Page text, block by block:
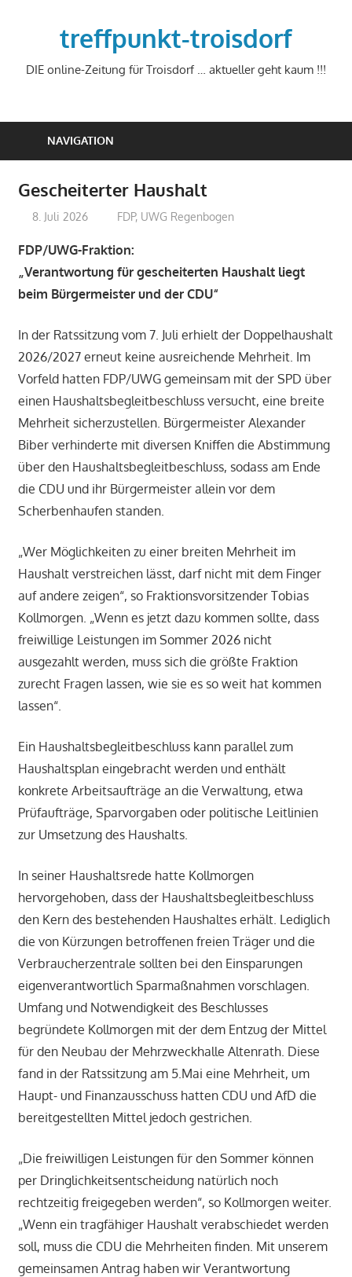
treffpunkt-troisdorf
DIE online-Zeitung für Troisdorf … aktueller geht kaum !!!
NAVIGATION
Gescheiterter Haushalt
8. Juli 2026 treffpunkt
FDP, UWG Regenbogen
FDP/UWG-Fraktion:
„Verantwortung für gescheiterten Haushalt liegt
beim Bürgermeister und der CDU“
In der Ratssitzung vom 7. Juli erhielt der Doppelhaushalt
2026/2027 erneut keine ausreichende Mehrheit. Im
Vorfeld hatten FDP/UWG gemeinsam mit der SPD über
einen Haushaltsbegleitbeschluss versucht, eine breite
Mehrheit sicherzustellen. Bürgermeister Alexander
Biber verhinderte mit diversen Kniffen die Abstimmung
über den Haushaltsbegleitbeschluss, sodass am Ende
die CDU und ihr Bürgermeister allein vor dem
Scherbenhaufen standen.
„Wer Möglichkeiten zu einer breiten Mehrheit im
Haushalt verstreichen lässt, darf nicht mit dem Finger
auf andere zeigen“, so Fraktionsvorsitzender Tobias
Kollmorgen. „Wenn es jetzt dazu kommen sollte, dass
freiwillige Leistungen im Sommer 2026 nicht
ausgezahlt werden, muss sich die größte Fraktion
zurecht Fragen lassen, wie sie es so weit hat kommen
lassen“.
Ein Haushaltsbegleitbeschluss kann parallel zum
Haushaltsplan eingebracht werden und enthält
konkrete Arbeitsaufträge an die Verwaltung, etwa
Prüfaufträge, Sparvorgaben oder politische Leitlinien
zur Umsetzung des Haushalts.
In seiner Haushaltsrede hatte Kollmorgen
hervorgehoben, dass der Haushaltsbegleitbeschluss
den Kern des bestehenden Haushaltes erhält. Lediglich
die von Kürzungen betroffenen freien Träger und die
Verbraucherzentrale sollten bei den Einsparungen
eigenverantwortlich Sparmaßnahmen vorschlagen.
Umfang und Notwendigkeit des Beschlusses
begründete Kollmorgen mit der dem Entzug der Mittel
für den Neubau der Mehrzweckhalle Altenrath. Diese
fand in der Ratssitzung am 5.Mai eine Mehrheit, um
Haupt- und Finanzausschuss hatten CDU und AfD die
bereitgestellten Mittel jedoch gestrichen.
„Die freiwilligen Leistungen für den Sommer können
per Dringlichkeitsentscheidung natürlich noch
rechtzeitig freigegeben werden“, so Kollmorgen weiter.
„Wenn ein tragfähiger Haushalt verabschiedet werden
soll, muss die CDU die Mehrheiten finden. Mit unserem
gemeinsamen Antrag haben wir Verantwortung